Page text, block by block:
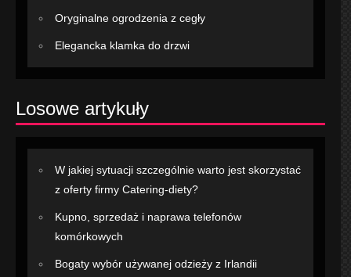
Oryginalne ogrodzenia z cegły
Elegancka klamka do drzwi
Losowe artykuły
W jakiej sytuacji szczególnie warto jest skorzystać
z oferty firmy Catering-diety?
Kupno, sprzedaż i naprawa telefonów
komórkowych
Bogaty wybór używanej odzieży z Irlandii